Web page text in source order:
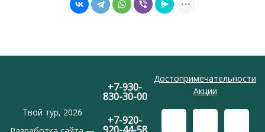
Твой тур, 2026
Достопримечательности
Акции
+7-930-
830-30-00
+7-920-